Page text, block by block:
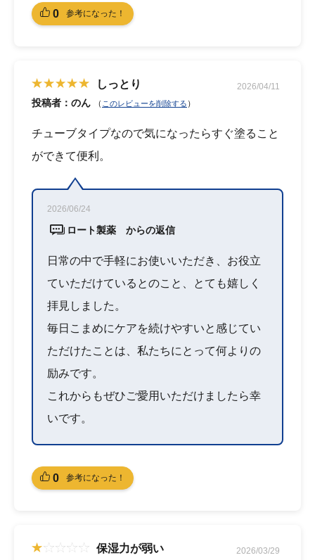
0 参考になった！
しっとり 2026/04/11
投稿者：のん （ このレビューを削除する ）
チューブタイプなので気になったらすぐ塗ること
ができて便利。
ロート製薬 からの返信
2026/06/24
日常の中で手軽にお使いいただき、お役立
ていただけているとのこと、とても嬉しく
拝見しました。
毎日こまめにケアを続けやすいと感じてい
ただけたことは、私たちにとって何よりの
励みです。
これからもぜひご愛用いただけましたら幸
いです。
0 参考になった！
保湿力が弱い 2026/03/29